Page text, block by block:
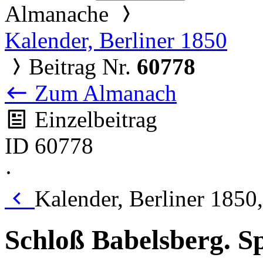
Almanache
Kalender, Berliner 1850
Beitrag Nr. 60778
Zum Almanach
Einzelbeitrag
ID 60778
·
Kalender, Berliner
Schloß Babelsberg.